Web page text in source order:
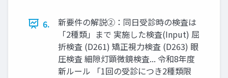
6.
新要件の解説②：同日受診時の検査は
「2種類」まで 実施した検査(Input) 屈
折検査 (D261) 矯正視力検査 (D263) 眼
圧検査 細隙灯顕微鏡検査... 令和8年度
新ルール 「1回の受診につき2種類限